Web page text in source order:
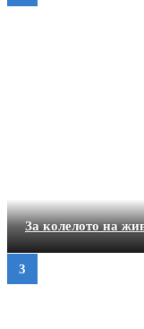
За колелото на